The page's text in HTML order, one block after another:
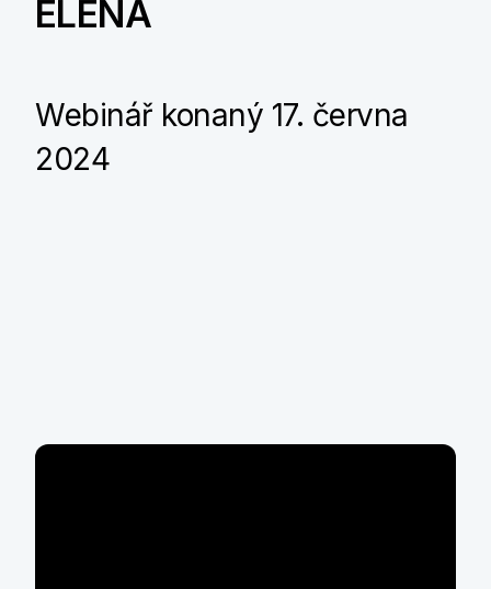
ELENA
Webinář konaný 17. června
2024